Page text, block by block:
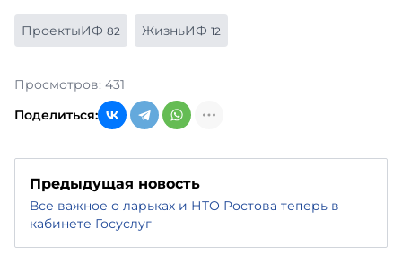
ПроектыИФ 82 ЖизньИФ 12
Просмотров: 431
Поделиться:
Предыдущая новость
Все важное о ларьках и НТО Ростова теперь в
кабинете Госуслуг